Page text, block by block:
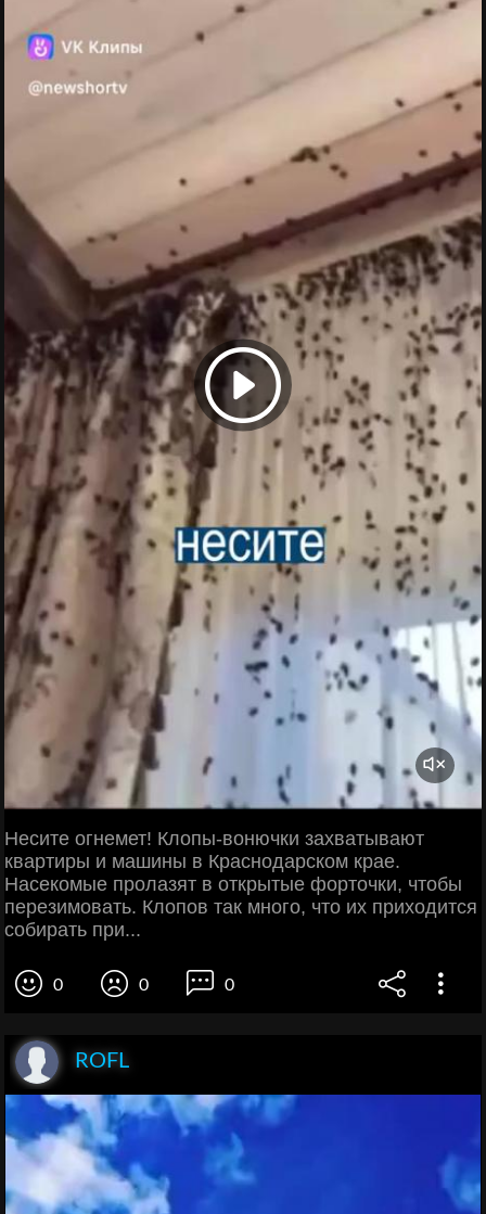
Несите огнемет! Клопы-вонючки захватывают
квартиры и машины в Краснодарском крае.
Насекомые пролазят в открытые форточки, чтобы
перезимовать. Клопов так много, что их приходится
собирать при...
0 0 0
ROFL